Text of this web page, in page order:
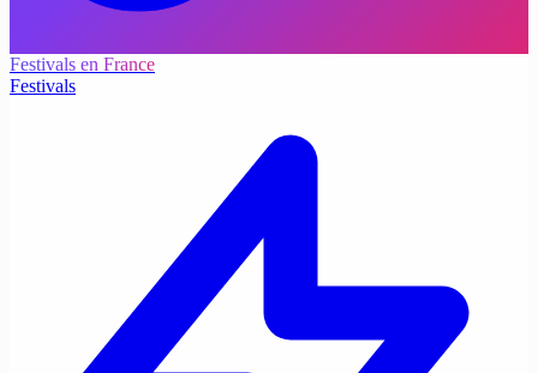
Festivals en France
Festivals